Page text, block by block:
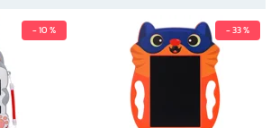
- 10 % - 33 %